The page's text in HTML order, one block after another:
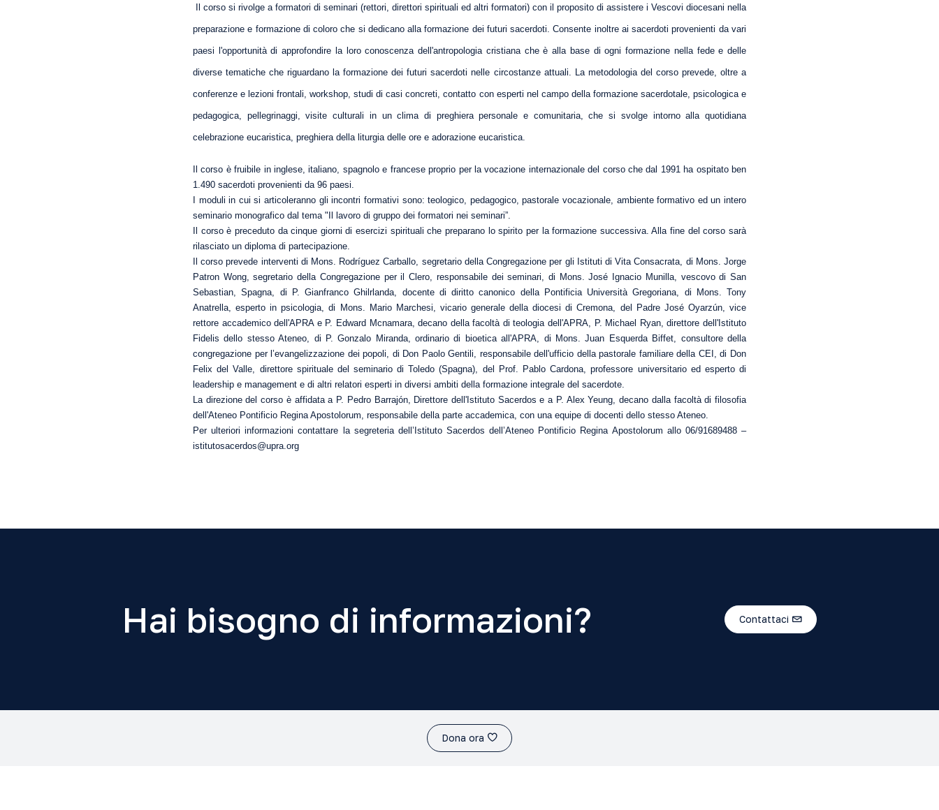
Il corso si rivolge a formatori di seminari (rettori, direttori spirituali ed altri formatori) con il proposito di assistere i Vescovi diocesani nella
preparazione e formazione di coloro che si dedicano alla formazione dei futuri sacerdoti. Consente inoltre ai sacerdoti provenienti da vari
paesi l'opportunità di approfondire la loro conoscenza dell'antropologia cristiana che è alla base di ogni formazione nella fede e delle
diverse tematiche che riguardano la formazione dei futuri sacerdoti nelle circostanze attuali. La metodologia del corso prevede, oltre a
conferenze e lezioni frontali, workshop, studi di casi concreti, contatto con esperti nel campo della formazione sacerdotale, psicologica e
pedagogica, pellegrinaggi, visite culturali in un clima di preghiera personale e comunitaria, che si svolge intorno alla quotidiana
celebrazione eucaristica, preghiera della liturgia delle ore e adorazione eucaristica.
Il corso è fruibile in inglese, italiano, spagnolo e francese proprio per la vocazione internazionale del corso che dal 1991 ha ospitato ben
1.490 sacerdoti provenienti da 96 paesi.
I moduli in cui si articoleranno gli incontri formativi sono: teologico, pedagogico, pastorale vocazionale, ambiente formativo ed un intero
seminario monografico dal tema "Il lavoro di gruppo dei formatori nei seminari”.
Il corso è preceduto da cinque giorni di esercizi spirituali che preparano lo spirito per la formazione successiva. Alla fine del corso sarà
rilasciato un diploma di partecipazione.
Il corso prevede interventi di Mons. Rodríguez Carballo, segretario della Congregazione per gli Istituti di Vita Consacrata, di Mons. Jorge
Patron Wong, segretario della Congregazione per il Clero, responsabile dei seminari, di Mons. José Ignacio Munilla, vescovo di San
Sebastian, Spagna, di P. Gianfranco Ghilrlanda, docente di diritto canonico della Pontificia Università Gregoriana, di Mons. Tony
Anatrella, esperto in psicologia, di Mons. Mario Marchesi, vicario generale della diocesi di Cremona, del Padre José Oyarzún, vice
rettore accademico dell'APRA e P. Edward Mcnamara, decano della facoltà di teologia dell'APRA, P. Michael Ryan, direttore dell'Istituto
Fidelis dello stesso Ateneo, di P. Gonzalo Miranda, ordinario di bioetica all'APRA, di Mons. Juan Esquerda Biffet, consultore della
congregazione per l’evangelizzazione dei popoli, di Don Paolo Gentili, responsabile dell'ufficio della pastorale familiare della CEI, di Don
Felix del Valle, direttore spirituale del seminario di Toledo (Spagna), del Prof. Pablo Cardona, professore universitario ed esperto di
leadership e management e di altri relatori esperti in diversi ambiti della formazione integrale del sacerdote.
La direzione del corso è affidata a P. Pedro Barrajón, Direttore dell'Istituto Sacerdos e a P. Alex Yeung, decano dalla facoltà di filosofia
dell'Ateneo Pontificio Regina Apostolorum, responsabile della parte accademica, con una equipe di docenti dello stesso Ateneo.
Per ulteriori informazioni contattare la segreteria dell’Istituto Sacerdos dell’Ateneo Pontificio Regina Apostolorum allo 06/91689488 –
istitutosacerdos@upra.org
Hai bisogno di informazioni? Contattaci
Dona ora